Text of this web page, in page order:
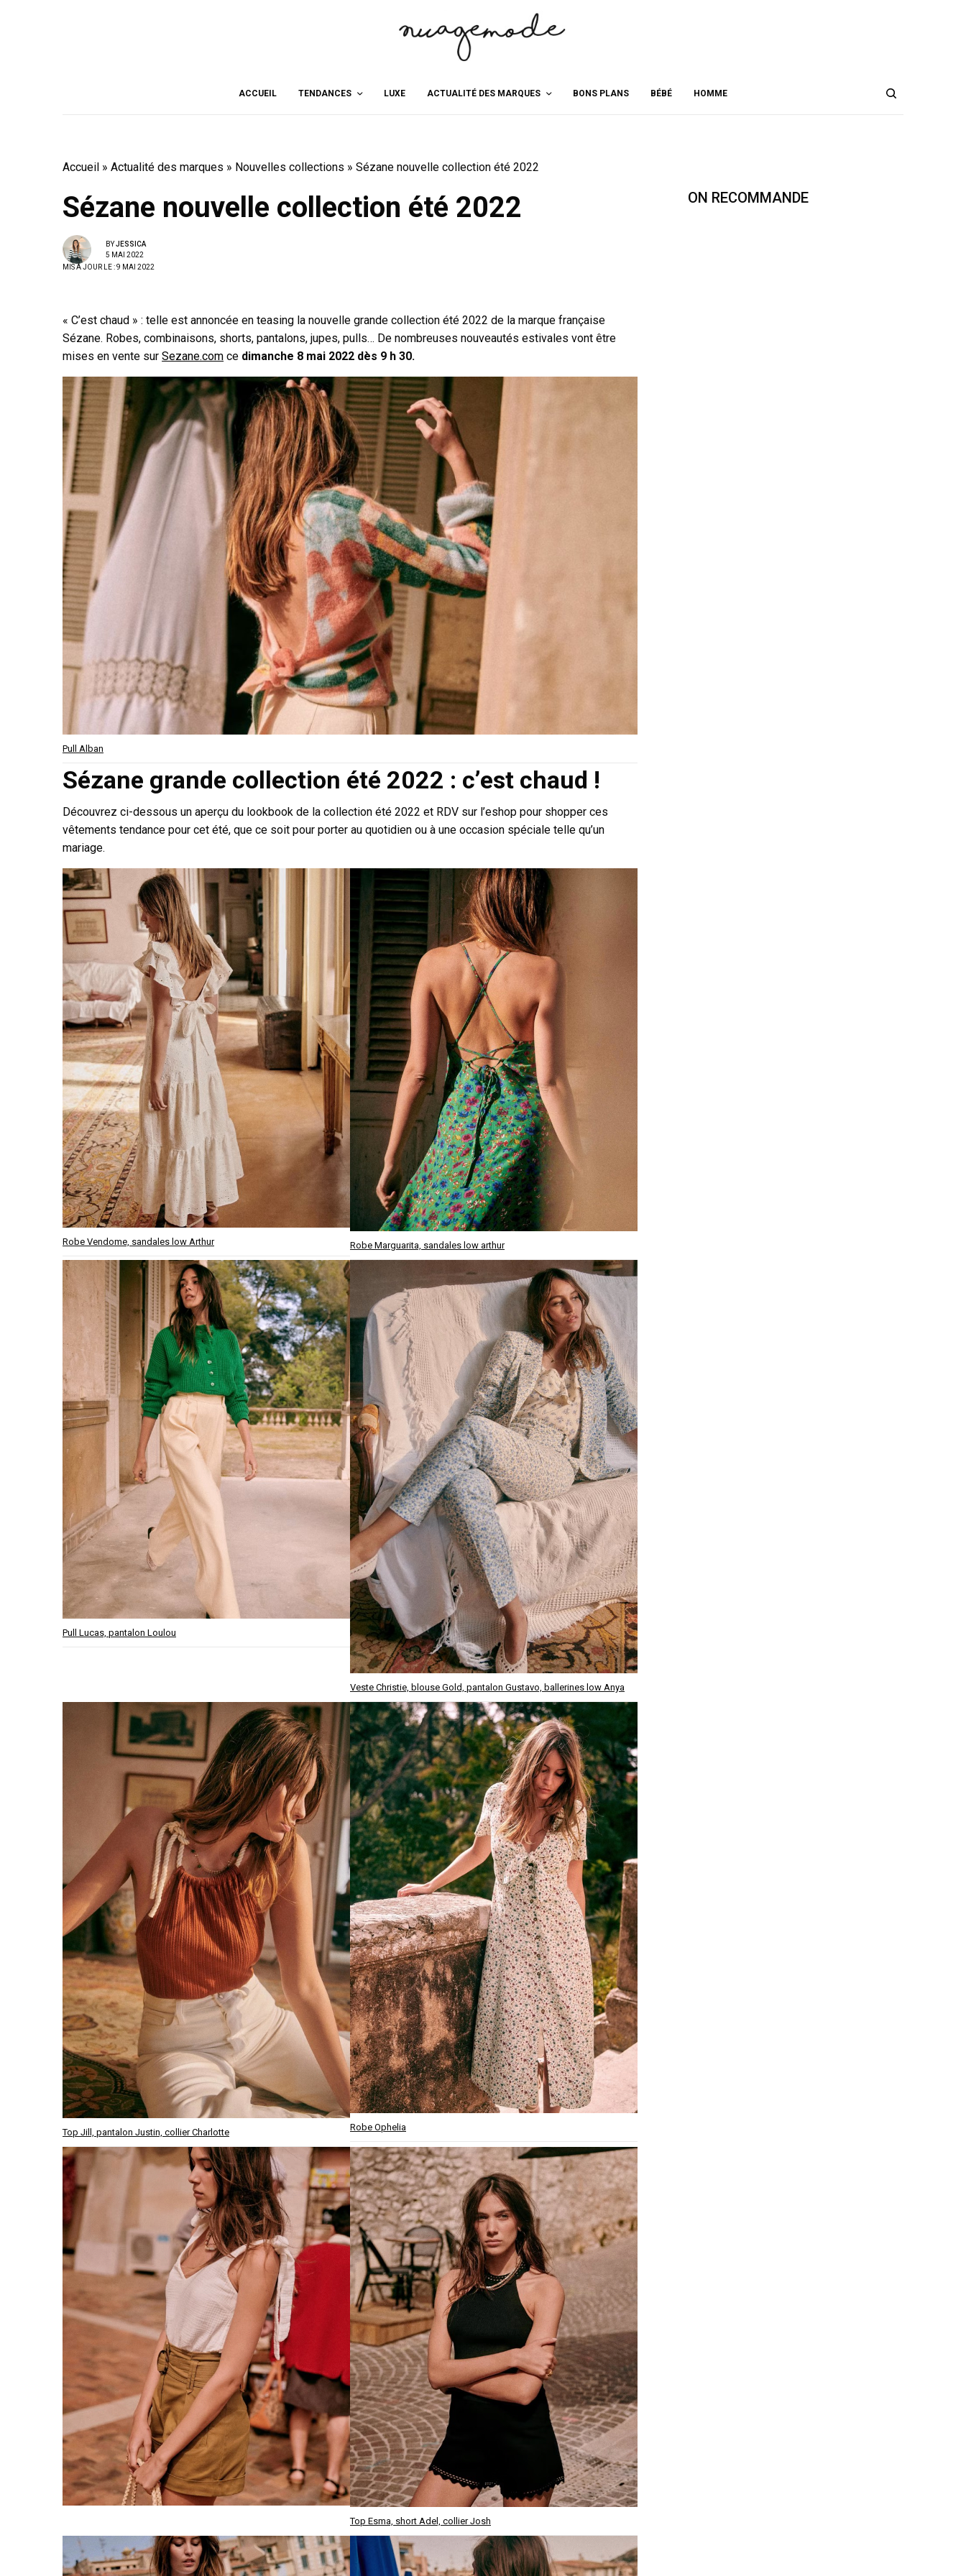
ACCUEIL TENDANCES LUXE ACTUALITÉ DES MARQUES BONS PLANS BÉBÉ HOMME
Accueil »Actualité des marques » Nouvelles collections »Sézane nouvelle collection été 2022
Sézane nouvelle collection été 2022
BYJESSICA
5 MAI 2022
MIS À JOUR LE : 9 MAI 2022
« C’est chaud » : telle est annoncée en teasing la nouvelle grande collection été 2022 de la marque française
Sézane. Robes, combinaisons, shorts, pantalons, jupes, pulls… De nombreuses nouveautés estivales vont être
mises en vente surSezane.com ce dimanche 8 mai 2022 dès 9 h 30.
Pull Alban
Sézane grande collection été 2022 : c’est chaud !
Découvrez ci-dessous un aperçu du lookbook de la collection été 2022 et RDV sur l’eshop pour shopper ces
vêtements tendance pour cet été, que ce soit pour porter au quotidien ou à une occasion spéciale telle qu’un
mariage.
Robe Vendome, sandales low Arthur Robe Marguarita, sandales low arthur
Pull Lucas, pantalon Loulou
Veste Christie, blouse Gold, pantalon Gustavo, ballerines low Anya
Top Jill, pantalon Justin, collier Charlotte Robe Ophelia
Top Esma, short Adel, collier Josh
ON RECOMMANDE